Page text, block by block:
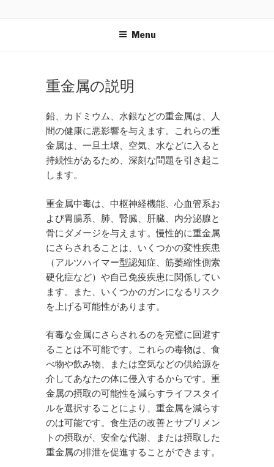
Menu
POSTED
ON
重金属の説明
鉛、カドミウム、水銀などの重金属は、人
間の健康に悪影響を与えます。これらの重
金属は、一旦土壌、空気、水などに入ると
持続性があるため、深刻な問題を引き起こ
します。
重金属中毒は、中枢神経機能、心血管系お
よび胃腸系、肺、腎臓、肝臓、内分泌腺と
骨にダメージを与えます。慢性的に重金属
にさらされることは、いくつかの変性疾患
（アルツハイマー型認知症、筋萎縮性側索
硬化症など）や自己免疫疾患に関係してい
ます。また、いくつかのガンになるリスク
を上げる可能性があります。
有毒な金属にさらされるのを完璧に回避す
ることは不可能です。これらの毒物は、食
べ物や飲み物、または空気などの供給源を
介してあなたの体に侵入するからです。重
金属の摂取の可能性を減らすライフスタイ
ルを選択することにより、重金属を減らす
のは可能です。食生活の改善とサプリメン
トの摂取が、安全な代謝、または摂取した
重金属の排泄を促進することができます。